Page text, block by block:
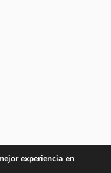
experiencia en